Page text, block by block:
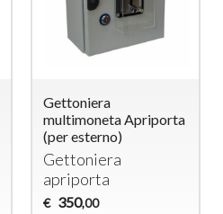
Gettoniera
multimoneta Apriporta
(per esterno)
Gettoniera
apriporta
€ 350,00